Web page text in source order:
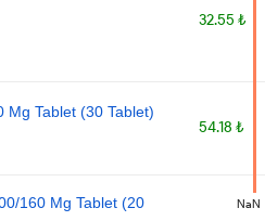
32.55 ₺
Mg Tablet (30 Tablet)
54.18 ₺
160 Mg Tablet (20
NaN